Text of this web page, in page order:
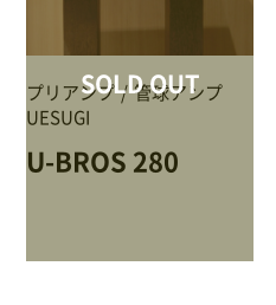
プライバシーポリシー
サイトポリシー
プリアンプ
管球アンプ
UESUGI
U-BROS 280
SOLD OUT